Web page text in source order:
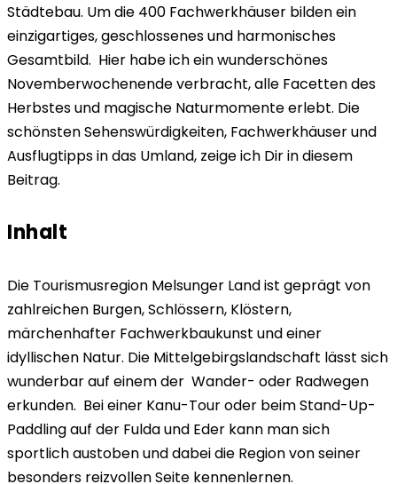
Städtebau. Um die 400 Fachwerkhäuser bilden ein
einzigartiges, geschlossenes und harmonisches
Gesamtbild. Hier habe ich ein wunderschönes
Novemberwochenende verbracht, alle Facetten des
Herbstes und magische Naturmomente erlebt. Die
schönsten Sehenswürdigkeiten, Fachwerkhäuser und
Ausflugtipps in das Umland, zeige ich Dir in diesem
Beitrag.
Inhalt
Die Tourismusregion Melsunger Land ist geprägt von
zahlreichen Burgen, Schlössern, Klöstern,
märchenhafter Fachwerkbaukunst und einer
idyllischen Natur. Die Mittelgebirgslandschaft lässt sich
wunderbar auf einem der Wander- oder Radwegen
erkunden. Bei einer Kanu-Tour oder beim Stand-Up-
Paddling auf der Fulda und Eder kann man sich
sportlich austoben und dabei die Region von seiner
besonders reizvollen Seite kennenlernen.